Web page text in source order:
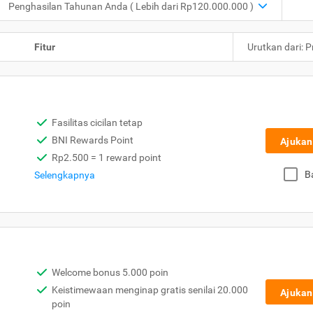
Penghasilan Tahunan Anda ( Lebih dari Rp120.000.000 )
Fitur Urutkan dari:
Fasilitas cicilan tetap
BNI Rewards Point
Rp2.500 = 1 reward point
Selengkapnya
Welcome bonus 5.000 poin
Keistimewaan menginap gratis senilai 20.000
poin